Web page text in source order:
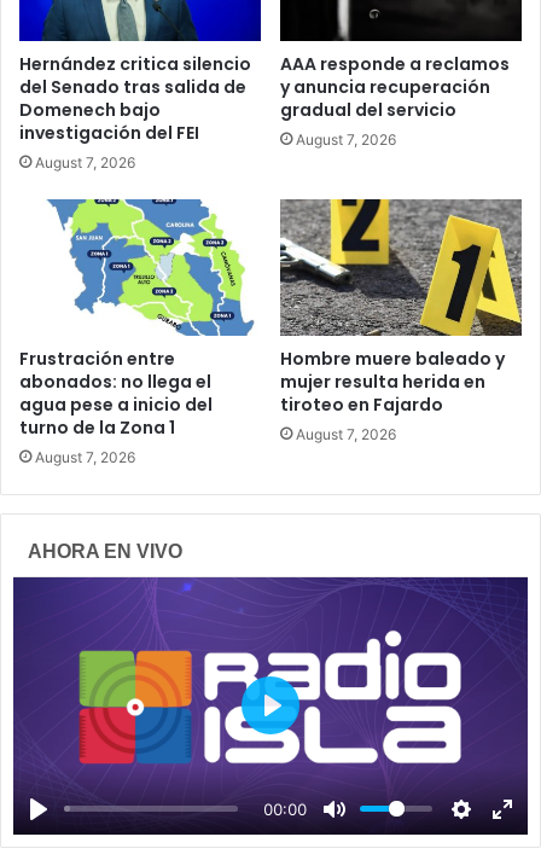
Hernández critica silencio
del Senado tras salida de
Domenech bajo
investigación del FEI
August 7, 2026
AAA responde a reclamos
y anuncia recuperación
gradual del servicio
August 7, 2026
Frustración entre
abonados: no llega el
agua pese a inicio del
turno de la Zona 1
August 7, 2026
Hombre muere baleado y
mujer resulta herida en
tiroteo en Fajardo
August 7, 2026
AHORA EN VIVO
00:00
P
a
y